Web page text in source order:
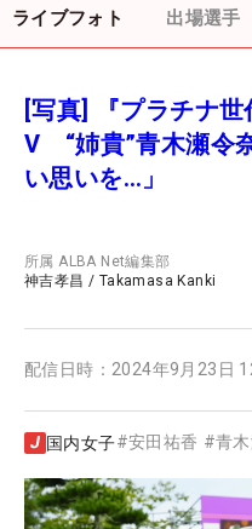
ライブフォト 出場選手
[写真] 『プラチナ
V “姉貴”青木瀬令
い思いを…」
所属ALBA Net編集部
神吉孝昌 / Takamasa Kanki
配信日時： 2024年9月23日
国内女子#安田祐香 #青